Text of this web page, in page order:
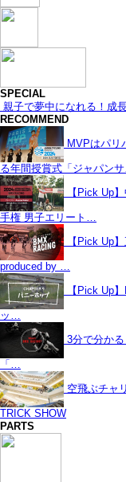
SPECIAL
親子で夢中になれる！成
RECOMMEND
MVPはパリ
る年間授賞式「ジャパンサ
【Pick Up
手権 男子エリート…
【Pick Up
produced by …
【Pick Up
ッ…
3分で分か
「…
空飛ぶチャ
TRICK SHOW
PARTS